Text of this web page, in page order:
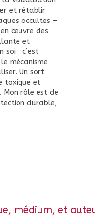
et rétablir
occultes –
en œuvre des
et
soi : c’est
mécanisme
Un sort
toxique et
Mon rôle est de
durable,
médium, et